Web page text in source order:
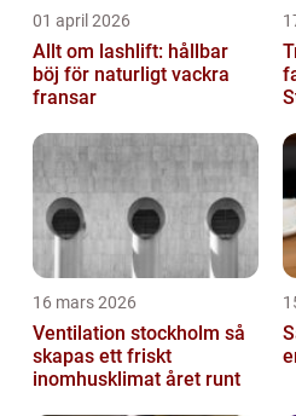
01 april 2026
Allt om lashlift: hållbar
böj för naturligt vackra
fransar
16 mars 2026
Ventilation stockholm så
skapas ett friskt
inomhusklimat året runt